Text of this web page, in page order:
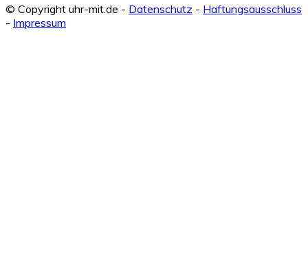
© Copyright uhr-mit.de - Datenschutz - Haftungsausschluss
- Impressum